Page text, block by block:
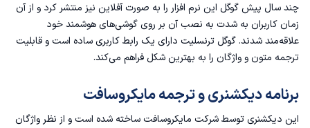
چند سال پیش گوگل این نرم افزار را به صورت آفلاین نیز منتشر کرد و از آن
زمان کاربران به شدت به نصب آن بر روی گوشی‌های هوشمند خود
علاقه‌مند شدند.گوگل ترنسلیت دارای یک رابط کاربری ساده است و قابلیت
ترجمه‌ متون و واژگان را به بهترین شکل فراهم می‌کند.
برنامه دیکشنری و ترجمه مایکروسافت
این دیکشنری توسط شرکت مایکروسافت ساخته شده است و از نظر واژگان